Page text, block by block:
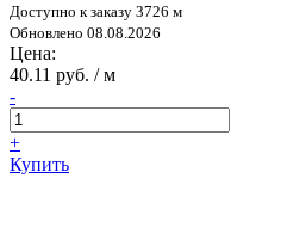
Доступно к заказу 3726 м
Обновлено 08.08.2026
Цена:
40.11 руб. / м
-
+
Купить